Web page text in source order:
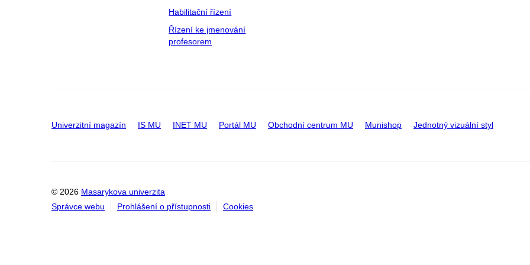
Habilitační řízení
Řízení ke jmenování
profesorem
Univerzitní magazín IS MU INET MU Portál MU Obchodní centrum MU Munishop Jednotný vizuální styl
© 2026 Masarykova univerzita
Správce webu
Prohlášení o přístupnosti Cookies